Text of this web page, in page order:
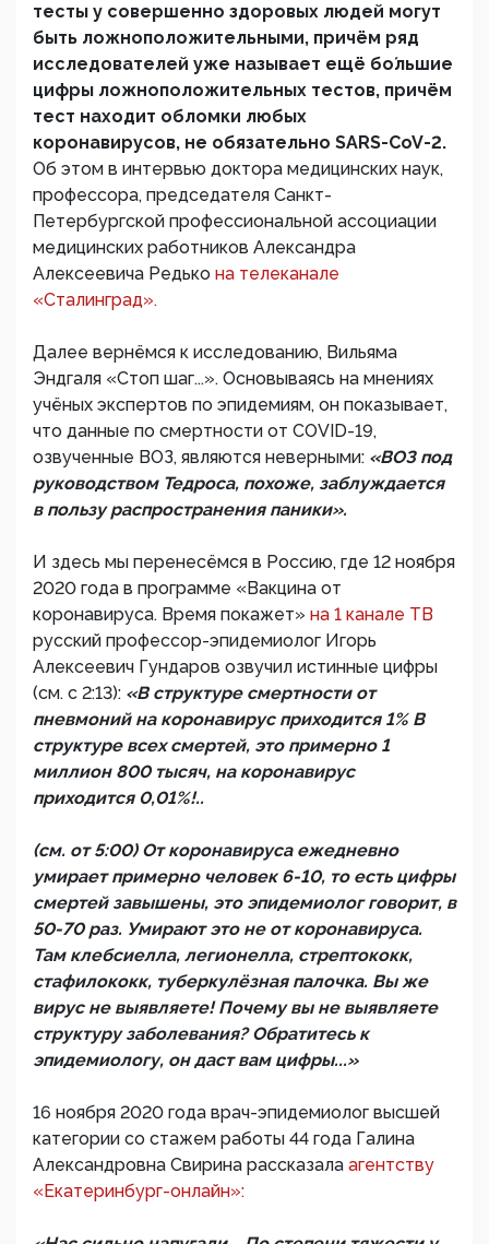
тесты у совершенно здоровых людей могут
быть ложноположительными, причём ряд
исследователей уже называет ещё бо́льшие
цифры ложноположительных тестов, причём
тест находит обломки любых
коронавирусов, не обязательно SARS-CoV-2.
Об этом в интервью доктора медицинских наук,
профессора, председателя Санкт-
Петербургской профессиональной ассоциации
медицинских работников Александра
Алексеевича Редько на телеканале
«Сталинград».
Далее вернёмся к исследованию, Вильяма
Эндгаля «Стоп шаг...». Основываясь на мнениях
учёных экспертов по эпидемиям, он показывает,
что данные по смертности от COVID-19,
озвученные ВОЗ, являются неверными: «ВОЗ под
руководством Тедроса, похоже, заблуждается
в пользу распространения паники».
И здесь мы перенесёмся в Россию, где 12 ноября
2020 года в программе «Вакцина от
коронавируса. Время покажет» на 1 канале ТВ
русский профессор-эпидемиолог Игорь
Алексеевич Гундаров озвучил истинные цифры
(см. с 2:13): «В структуре смертности от
пневмоний на коронавирус приходится 1% В
структуре всех смертей, это примерно 1
миллион 800 тысяч, на коронавирус
приходится 0,01%!..
(см. от 5:00) От коронавируса ежедневно
умирает примерно человек 6-10, то есть цифры
смертей завышены, это эпидемиолог говорит, в
50-70 раз. Умирают это не от коронавируса.
Там клебсиелла, легионелла, стрептококк,
стафилококк, туберкулёзная палочка. Вы же
вирус не выявляете! Почему вы не выявляете
структуру заболевания? Обратитесь к
эпидемиологу, он даст вам цифры...»
16 ноября 2020 года врач-эпидемиолог высшей
категории со стажем работы 44 года Галина
Александровна Свирина рассказала агентству
«Екатеринбург-онлайн»: